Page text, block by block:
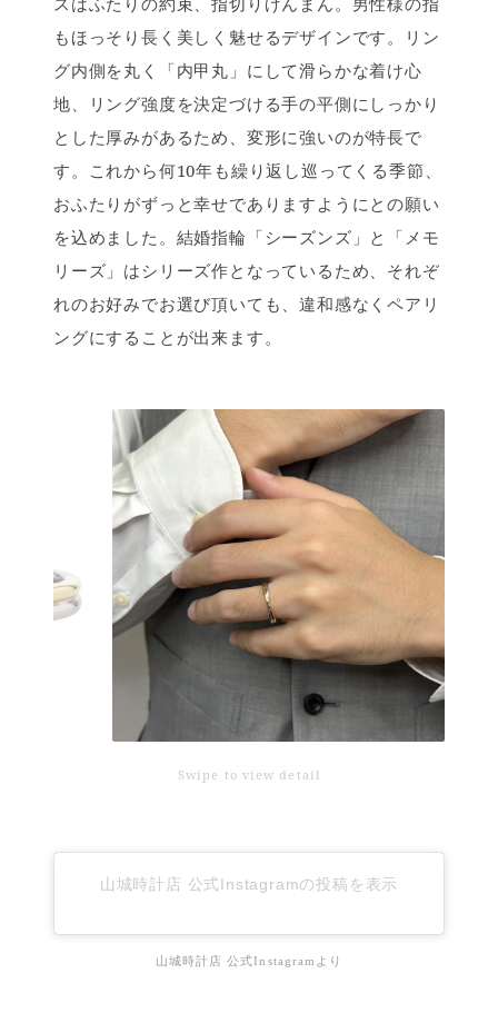
もほっそり長く美しく魅せるデザインです。リン
グ内側を丸く「内甲丸」にして滑らかな着け心
地、リング強度を決定づける手の平側にしっかり
とした厚みがあるため、変形に強いのが特長で
す。これから何10年も繰り返し巡ってくる季節、
おふたりがずっと幸せでありますようにとの願い
を込めました。結婚指輪「シーズンズ」と「メモ
リーズ」はシリーズ作となっているため、それぞ
れのお好みでお選び頂いても、違和感なくペアリ
ングにすることが出来ます。
Swipe to view detail
山城時計店 公式Instagramの投稿を表示
山城時計店 公式Instagramより